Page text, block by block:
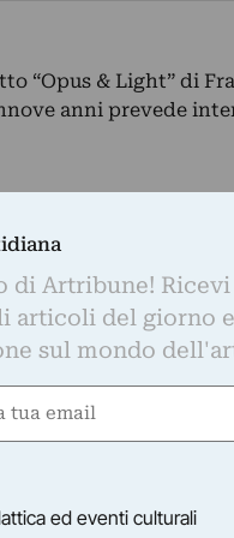
“Opus & Light” di
anni prevede
à Georges
Madonna del
di Artribune! Ricevi
articoli del giorno e
sul mondo
ed eventi culturali